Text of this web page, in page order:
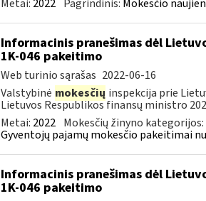
Metai: 2022 Pagrindinis: Mokesčio
Informacinis pranešimas dėl
1K-046 pakeitimo
Web turinio sąrašas 2022-06-16
Valstybinė mokesčių inspekcija prie
Lietuvos Respublikos finansų ministro
Metai: 2022 Mokesčių žinyno kategorijos:
Gyventojų pajamų mokesčio pakeitimai
Informacinis pranešimas dėl
1K-046 pakeitimo